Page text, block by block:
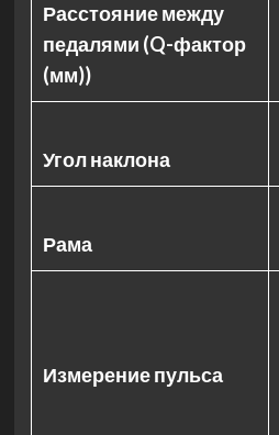
Расстояние между
педалями (Q-фактор
(мм))
Угол наклона
Рама
Измерение пульса